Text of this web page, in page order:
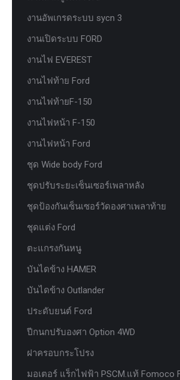
งานอัพเกรดระบบ sycn 3
งานเปิดระบบ FORD
งานไฟ EVEREST
งานไฟท้าย Ford
งานไฟท้ายF-150
งานไฟหน้า F-150
งานไฟหน้า Ford
ชุด Wide body Ford
ชุดปรับระยะเซ็นเซอร์เพลาหลัง
ชุดป้องกันเซ็นเซอร์วัดองศาเพลาท้าย
ชุดแต่ง Ford
ตะแกรงกันหนู
บันไดข้าง HAMER
บันไดข้าง Outlander
ประดับยนต์ Ford
ปีกนกปรับองศา Option 4WD
ฝาครอบกระโปรง
มอเตอร์ แร็กไฟฟ้า PSCM.แท้ Fomoco